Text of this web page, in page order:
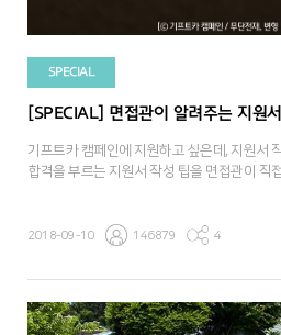
SPECIAL
[SPECIAL] 면접관이 알려주는 지원
기프트카 캠페인에 지원하고 싶은데, 지원서
합격을 부르는 지원서 작성 팁을 면접관이 직
2018-09-10 146879 4